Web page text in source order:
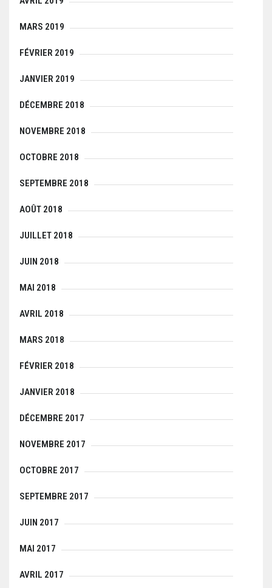
MARS 2019
FÉVRIER 2019
JANVIER 2019
DÉCEMBRE 2018
NOVEMBRE 2018
OCTOBRE 2018
SEPTEMBRE 2018
AOÛT 2018
JUILLET 2018
JUIN 2018
MAI 2018
AVRIL 2018
MARS 2018
FÉVRIER 2018
JANVIER 2018
DÉCEMBRE 2017
NOVEMBRE 2017
OCTOBRE 2017
SEPTEMBRE 2017
JUIN 2017
MAI 2017
AVRIL 2017